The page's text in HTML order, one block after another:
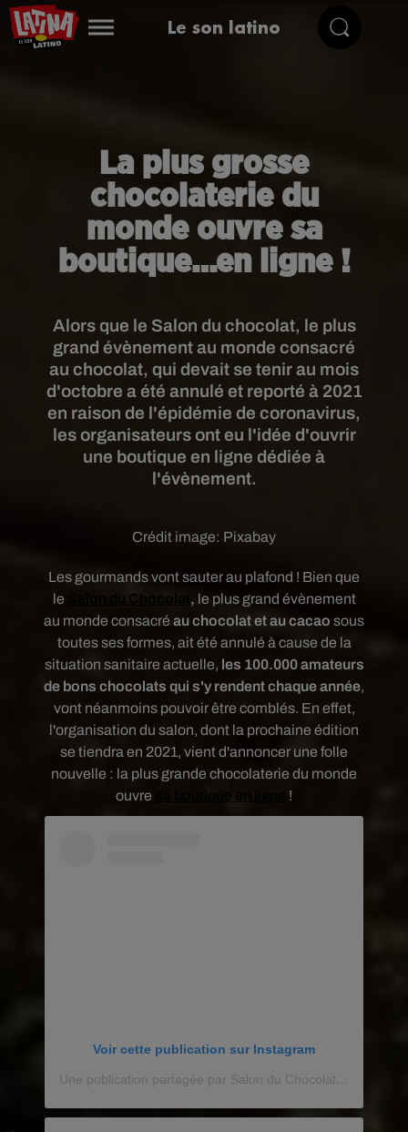
Le son latino
La plus grosse
chocolaterie du
monde ouvre sa
boutique…en ligne !
Alors que le Salon du chocolat, le plus
grand évènement au monde consacré
au chocolat, qui devait se tenir au mois
d'octobre a été annulé et reporté à 2021
en raison de l'épidémie de coronavirus,
les organisateurs ont eu l'idée d'ouvrir
une boutique en ligne dédiée à
l'évènement.
Crédit image: Pixabay
Les gourmands vont sauter au plafond ! Bien que
le
Salon du Chocolat , le plus grand évènement
au monde consacré au chocolat et au cacao sous
toutes ses formes, ait été annulé à cause de la
situation sanitaire actuelle, les 100.000 amateurs
de bons chocolats qui s'y rendent chaque année,
vont néanmoins pouvoir être comblés. En effet,
l'organisation du salon, dont la prochaine édition
se tiendra en 2021, vient d'annoncer une folle
nouvelle : la plus grande chocolaterie du monde
ouvre
!
Voir cette publication sur Instagram